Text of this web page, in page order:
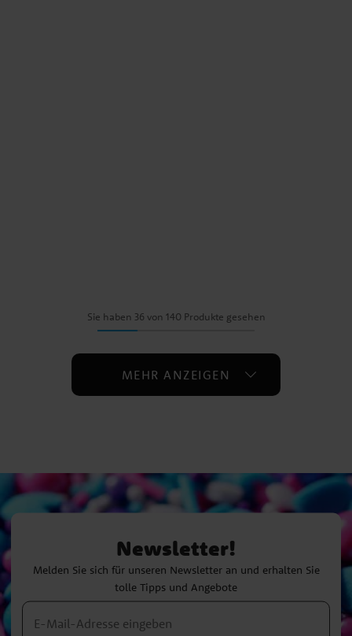
Sie haben 36 von 140 Produkte gesehen
MEHR ANZEIGEN
Newsletter!
Melden Sie sich für unseren Newsletter an und erhalten Sie
tolle Tipps und Angebote